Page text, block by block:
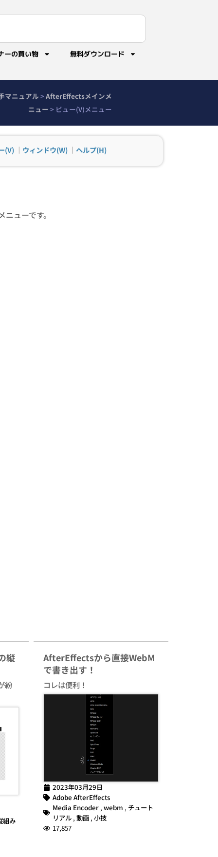
ーの買い物 無料ダウンロード
マニュアル >AfterEffectsメインメ
ニュー > ビュー(V)メニュー
(V)｜ ウィンドウ(W)｜ ヘルプ(H)
ューです。
縦
紛
組み
AfterEffectsから直接WebM
で書き出す！
コレは便利！
2023年03月29日
Adobe AfterEffects
Media Encoder, webm , チュート
リアル, 動画, 小技
17,857